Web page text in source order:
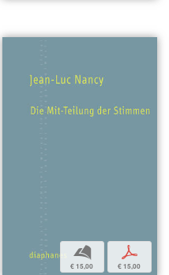
b
€ 15,00
p
€ 15,00